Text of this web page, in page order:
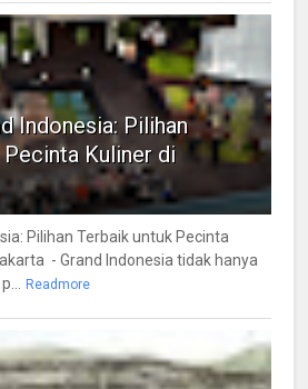
Indonesia: Pilihan
Kuliner di
Pilihan Terbaik untuk Pecinta
- Grand Indonesia tidak hanya
Readmore